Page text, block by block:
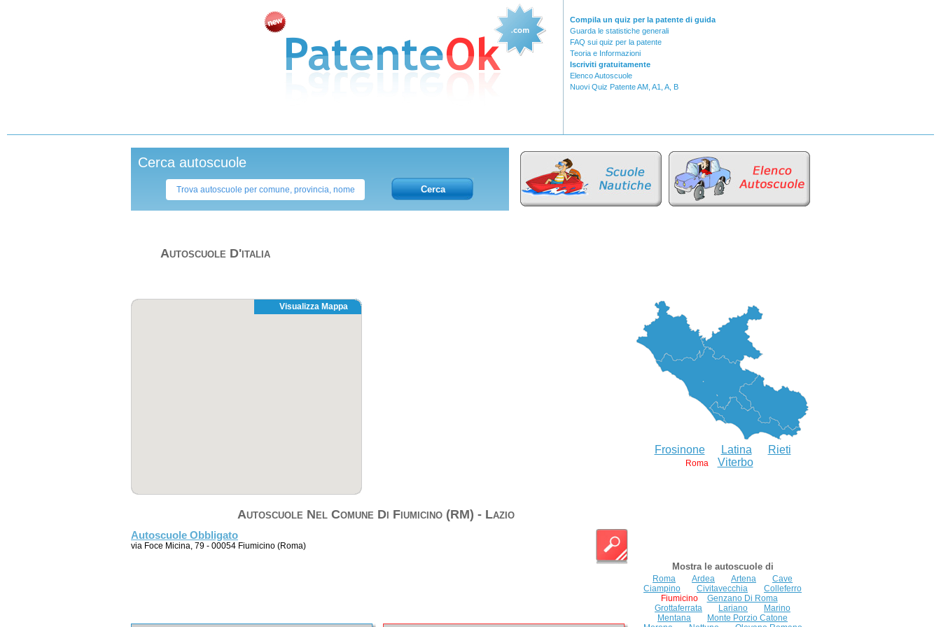
Compila un quiz per la patente di guida
Guarda le statistiche generali
FAQ sui quiz per la patente
Teoria e Informazioni
Iscriviti gratuitamente
Elenco Autoscuole
Nuovi Quiz Patente AM, A1, A, B
Cerca autoscuole
Cerca
Autoscuole D'italia
Visualizza Mappa
Autoscuole Nel Comune Di Fiumicino (RM) - Lazio
Autoscuole Obbligato
via Foce Micina, 79 - 00054 Fiumicino (Roma)
Frosinone Latina Rieti
Roma Viterbo
Mostra le autoscuole di
Roma Ardea Artena
Cave
Ciampino
Civitavecchia
Colleferro
Fiumicino
Genzano Di Roma
Grottaferrata
Lariano
Marino
Mentana
Monte Porzio Catone